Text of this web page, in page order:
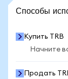
Способы
Купить TRB
Начните
Продать